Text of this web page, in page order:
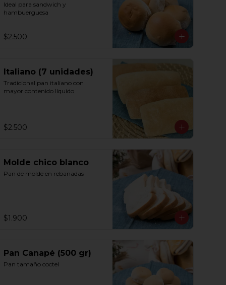
Ideal para sandwich y
hambuerguesa
$2.500
Italiano (7 unidades)
Tradicional pan italiano con
mayor contenido líquido
$2.500
Molde chico blanco
Pan de molde en rebanadas
$1.900
Pan Canapé (500 gr)
Pan tamaño coctel